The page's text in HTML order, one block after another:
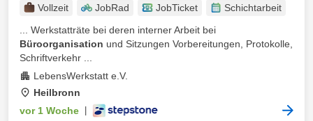
Vollzeit JobRad JobTicket
Schichtarbeit
... Werkstatträte bei deren interner Arbeit bei
Büroorganisation und Sitzungen Vorbereitungen, Protokolle,
Schriftverkehr ...
LebensWerkstatt e.V.
Heilbronn
vor 1 Woche